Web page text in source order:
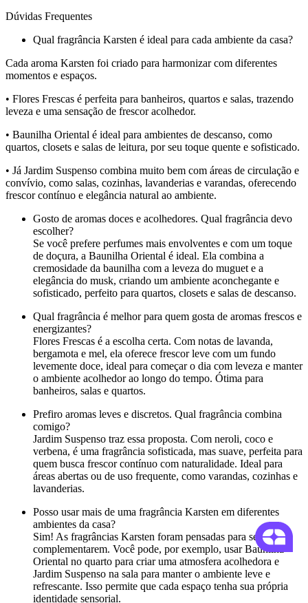
Dúvidas Frequentes
Qual fragrância Karsten é ideal para cada ambiente da casa?
Cada aroma Karsten foi criado para harmonizar com diferentes
momentos e espaços.
• Flores Frescas é perfeita para banheiros, quartos e salas, trazendo
leveza e uma sensação de frescor acolhedor.
• Baunilha Oriental é ideal para ambientes de descanso, como
quartos, closets e salas de leitura, por seu toque quente e sofisticado.
• Já Jardim Suspenso combina muito bem com áreas de circulação e
convívio, como salas, cozinhas, lavanderias e varandas, oferecendo
frescor contínuo e elegância natural ao ambiente.
Gosto de aromas doces e acolhedores. Qual fragrância devo
escolher?
Se você prefere perfumes mais envolventes e com um toque
de doçura, a Baunilha Oriental é ideal. Ela combina a
cremosidade da baunilha com a leveza do muguet e a
elegância do musk, criando um ambiente aconchegante e
sofisticado, perfeito para quartos, closets e salas de descanso.
Qual fragrância é melhor para quem gosta de aromas frescos e
energizantes?
Flores Frescas é a escolha certa. Com notas de lavanda,
bergamota e mel, ela oferece frescor leve com um fundo
levemente doce, ideal para começar o dia com leveza e manter
o ambiente acolhedor ao longo do tempo. Ótima para
banheiros, salas e quartos.
Prefiro aromas leves e discretos. Qual fragrância combina
comigo?
Jardim Suspenso traz essa proposta. Com neroli, coco e
verbena, é uma fragrância sofisticada, mas suave, perfeita para
quem busca frescor contínuo com naturalidade. Ideal para
áreas abertas ou de uso frequente, como varandas, cozinhas e
lavanderias.
Posso usar mais de uma fragrância Karsten em diferentes
ambientes da casa?
Sim! As fragrâncias Karsten foram pensadas para se
complementarem. Você pode, por exemplo, usar Baunilha
Oriental no quarto para criar uma atmosfera acolhedora e
Jardim Suspenso na sala para manter o ambiente leve e
refrescante. Isso permite que cada espaço tenha sua própria
identidade sensorial.